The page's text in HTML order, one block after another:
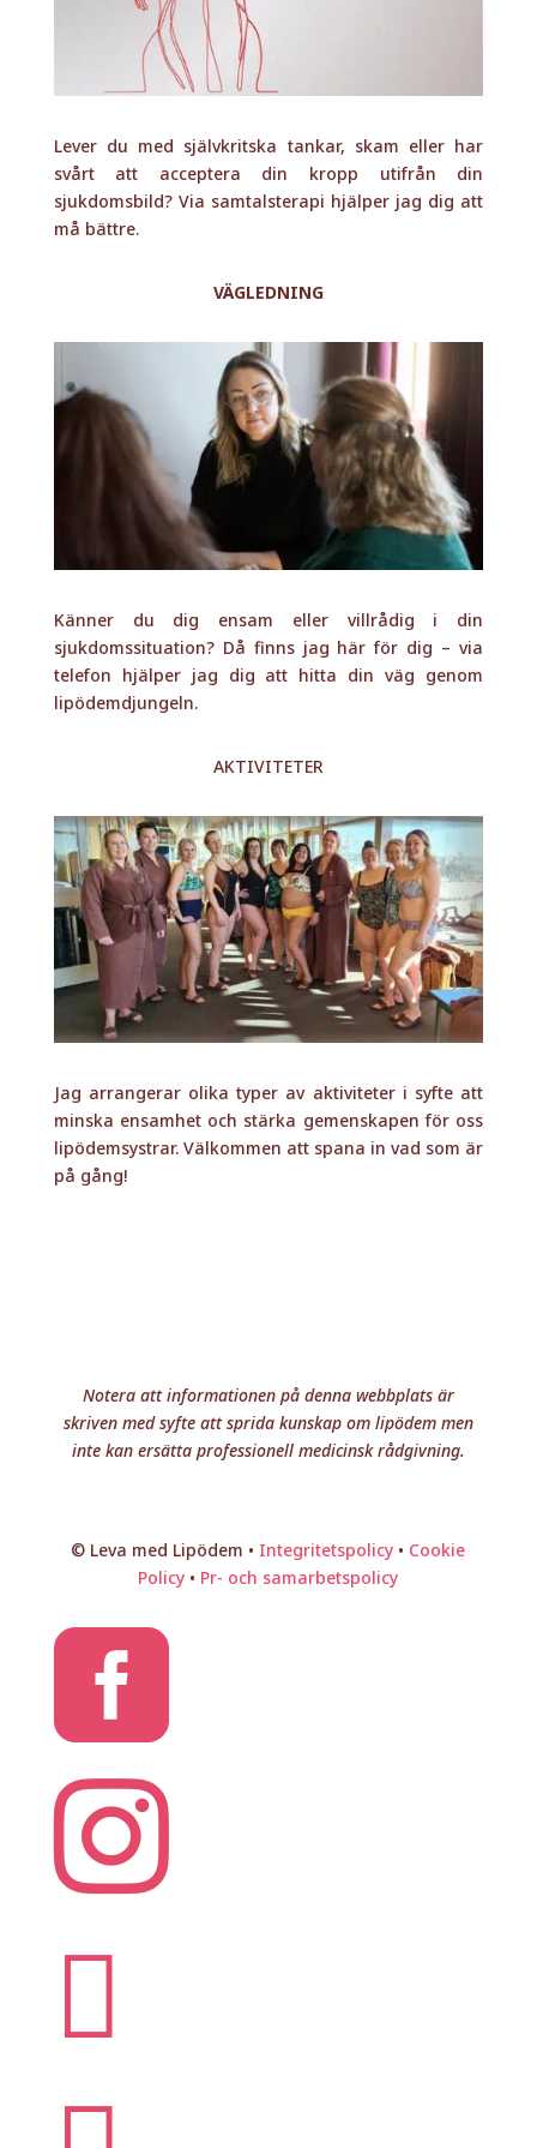
Lever du med självkritska tankar, skam eller har
svårt att acceptera din kropp utifrån din
sjukdomsbild? Via samtalsterapi hjälper jag dig att
må bättre.
VÄGLEDNING
Känner du dig ensam eller villrådig i din
sjukdomssituation? Då finns jag här för dig – via
telefon hjälper jag dig att hitta din väg genom
lipödemdjungeln.
AKTIVITETER
Jag arrangerar olika typer av aktiviteter i syfte att
minska ensamhet och stärka gemenskapen för oss
lipödemsystrar. Välkommen att spana in vad som är
på gång!
Notera att informationen på denna webbplats är
skriven med syfte att sprida kunskap om lipödem men
inte kan ersätta professionell medicinsk rådgivning.
© Leva med Lipödem • Integritetspolicy • Cookie
Policy • Pr- och samarbetspolicy


